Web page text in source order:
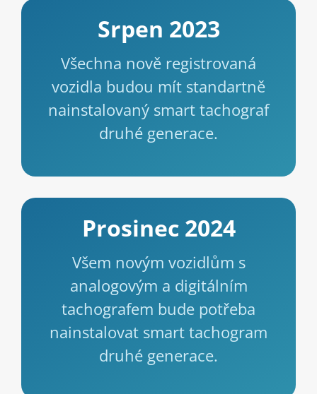
Srpen 2023
Všechna nově registrovaná
vozidla budou mít standartně
nainstalovaný smart tachograf
druhé generace.
Prosinec 2024
Všem novým vozidlům s
analogovým a digitálním
tachografem bude potřeba
nainstalovat smart tachogram
druhé generace.